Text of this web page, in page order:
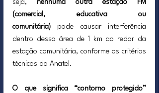
seja, nenhuma outra estação FM
(comercial, educativa ou
comunitária) pode causar interferência
dentro dessa área de 1 km ao redor da
estação comunitária, conforme os critérios
técnicos da Anatel.
O que significa “contorno protegido”